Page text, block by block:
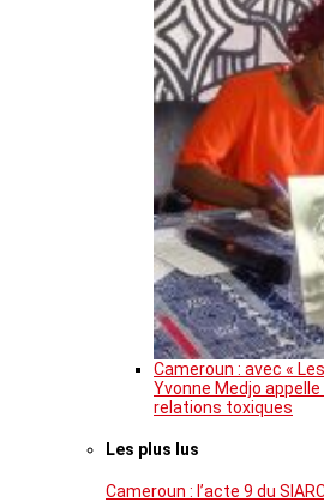
Cameroun : avec «
Yvonne Medjo
relations toxiques
Les plus lus
Cameroun : l’acte 9 du